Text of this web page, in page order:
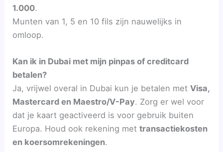
1.000.
Munten van 1, 5 en 10 fils zijn nauwelijks in
omloop.
Kan ik in Dubai met mijn pinpas of creditcard
betalen?
Ja, vrijwel overal in Dubai kun je betalen metVisa,
Mastercard en Maestro/V-Pay. Zorg er wel voor
dat je kaart geactiveerd is voor gebruik buiten
Europa. Houd ook rekening mettransactiekosten
en koersomrekeningen.